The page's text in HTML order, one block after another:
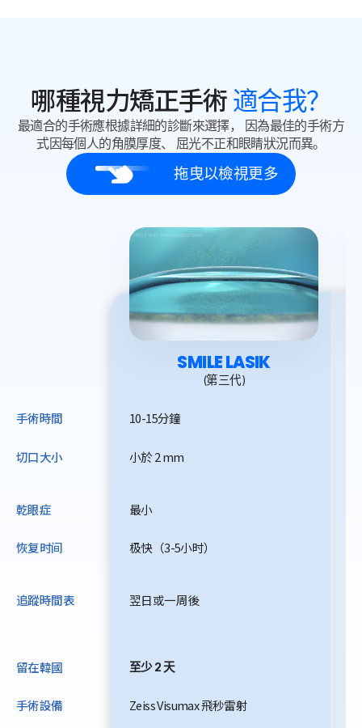
哪種視力矯正手術 適合我？
最適合的手術應根據詳細的診斷來選擇，
因為最佳的手術方
式因每個人的角膜厚度、 屈光不正和眼睛狀況而異。
拖曳以檢視更多
SMILE LASIK
(第三代)
手術時間 10-15分鐘
切口大小 小於 2 mm
乾眼症 最小
恢复时间 极快（3-5小时）
追蹤時間表 翌日或一周後
留在韓國 至少 2 天
手術設備 Zeiss Visumax 飛秒雷射